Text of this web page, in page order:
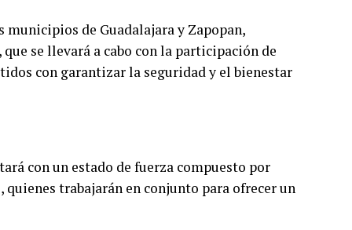
municipios de Guadalajara y Zapopan,
se llevará a cabo con la participación de
con garantizar la seguridad y el bienestar
con un estado de fuerza compuesto por
trabajarán en conjunto para ofrecer un